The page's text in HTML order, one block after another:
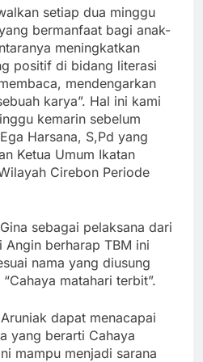
setiap dua minggu
bermanfaat bagi anak-
meningkatkan
positif di bidang literasi
mendengarkan
karya”. Hal ini kami
kemarin sebelum
Harsana, S,Pd yang
Ketua Umum Ikatan
Cirebon Periode
sebagai pelaksana dari
Angin berharap TBM ini
nama yang diusung
matahari terbit”.
dapat menacapai
yang berarti Cahaya
mampu menjadi sarana